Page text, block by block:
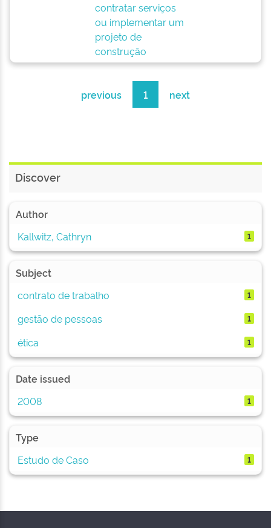
contratar serviços
ou implementar um
projeto de
construção
previous 1 next
Discover
Author
Kallwitz, Cathryn
1
Subject
contrato de trabalho
1
gestão de pessoas 1
ética 1
Date issued
2008
1
Type
Estudo de Caso
1